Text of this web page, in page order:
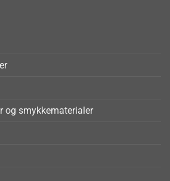
og smykkematerialer